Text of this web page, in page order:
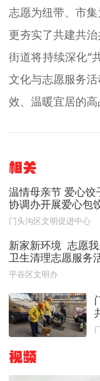
志愿为纽带、市
更夯实了共建共
街道将持续深化“
文化与志愿服务
效、温暖宜居的高
相关
温情母亲节 爱心
协调办开展爱心包
门头沟区文明促进中心
新家新环境 志愿
卫生清理志愿服务
平谷区文明办
视频